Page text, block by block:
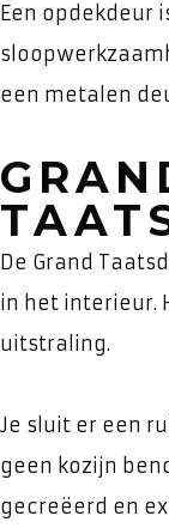
Een opdekdeur
een metalen
De Grand
in het interieur.
uitstraling.
Je sluit er een
geen kozijn
gecreëerd en